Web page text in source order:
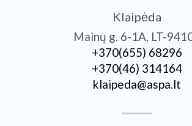
Klaipėda
Mainų g. 6-1A, LT-
+370­(655) 68296
+370­(46) 314164
klaipeda@aspa.lt